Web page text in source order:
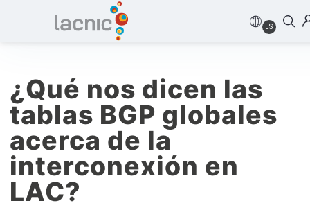
ES
¿Qué nos dicen las
tablas BGP globales
acerca de la
interconexión en
LAC?